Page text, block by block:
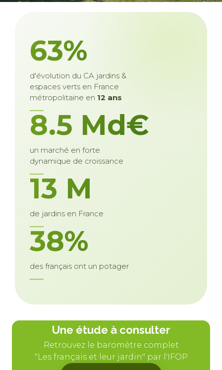
63%
d'évolution du CA jardins &
espaces verts en France
métropolitaine en 12 ans
8.5 Md€
un marché en forte
dynamique de croissance
13 M
de jardins en France
38%
des français ont un potager
Une étude à consulter
Retrouvez le baromètre complet
"Les français et leur jardin" par l'IFOP